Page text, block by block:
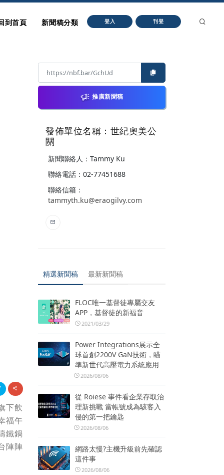
到首頁 新聞稿分類 登入 刊登
下飲
福午
鐵鍋
陣陣
推廣新聞稿
發佈單位名稱：世紀奧美公
關
新聞聯絡人：Tammy Ku
聯絡電話：02-77451688
聯絡信箱：
tammyth.ku@eraogilvy.com
精選新聞稿 最新新聞稿
FLOC唯一基督徒專屬交友
APP，基督徒的新福音
2021/03/29
Power Integrations展示全
球首創2200V GaN技術，瞄
準新世代高壓電力系統應用
2026/08/06
從 Roiese 事件看企業存取治
理新挑戰 當帳號成為駭客入
侵的第一把鑰匙
2026/08/06
網路太慢?主機升級前先確認
這件事
2026/08/06